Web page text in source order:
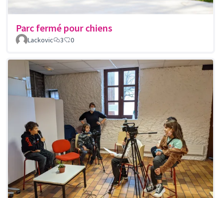
Parc fermé pour chiens
Lackovic 3 0